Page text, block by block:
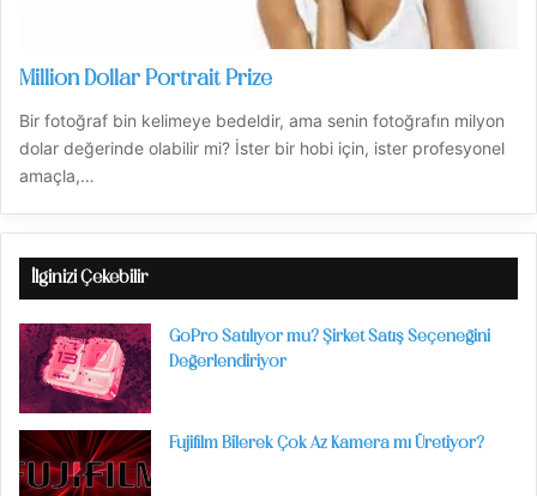
Million Dollar Portrait Prize
Bir fotoğraf bin kelimeye bedeldir, ama senin fotoğrafın milyon
dolar değerinde olabilir mi? İster bir hobi için, ister profesyonel
amaçla,…
İlginizi Çekebilir
GoPro Satılıyor mu? Şirket Satış Seçeneğini
Değerlendiriyor
Fujifilm Bilerek Çok Az Kamera mı Üretiyor?